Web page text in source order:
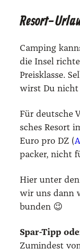
Resort-
Cam­ping
die Insel
Preis­klas­se.
wirst Du nicht
Für deut­sche
sches Resort
Euro pro DZ (
pa­cker, nicht
Hier unter
wir uns dann
bun­den 😉
Spar-Tipp
Zumin­dest